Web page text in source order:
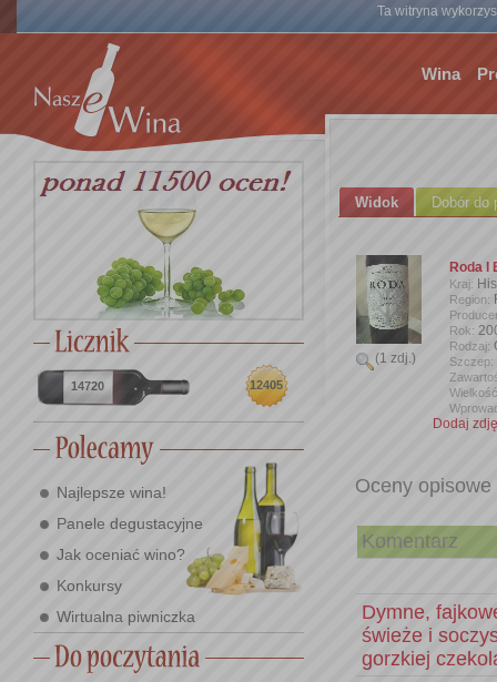
Ta witryna
Wina
14720 12405
Najlepsze wina!
Panele degustacyjne
Jak oceniać wino?
Konkursy
Wirtualna piwniczka
Widok Dobór do
(1 zdj.)
Roda I
Kraj:
Region:
Rok:
Rodzaj:
Szczep:
Dodaj
Oceny opisowe
Komentarz
Dymne,
świeże i
gorzkiej